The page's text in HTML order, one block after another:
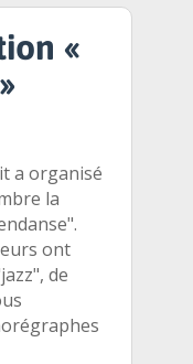
«
a organisé
la
ont
de